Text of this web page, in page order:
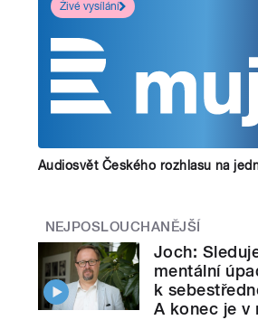
Živé vysílání
Audiosvět Českého rozhlasu na
NEJPOSLOUCHANĚJŠÍ
Joch:
mentální
k
A konec je v